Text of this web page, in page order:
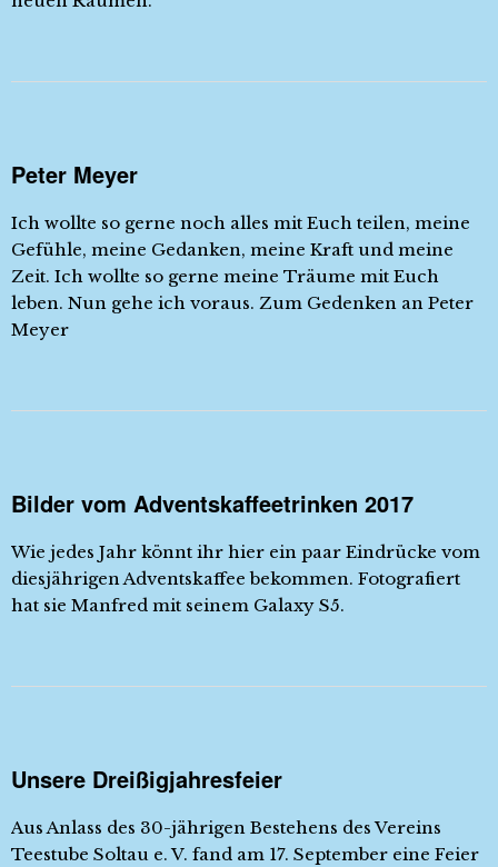
Peter Meyer
Ich wollte so gerne noch alles mit Euch teilen, meine
Gefühle, meine Gedanken, meine Kraft und meine
Zeit. Ich wollte so gerne meine Träume mit Euch
leben. Nun gehe ich voraus. Zum Gedenken an Peter
Meyer
Bilder vom Adventskaffeetrinken 2017
Wie jedes Jahr könnt ihr hier ein paar Eindrücke vom
diesjährigen Adventskaffee bekommen. Fotografiert
hat sie Manfred mit seinem Galaxy S5.
Unsere Dreißigjahresfeier
Aus Anlass des 30-jährigen Bestehens des Vereins
Teestube Soltau e. V. fand am 17. September eine Feier